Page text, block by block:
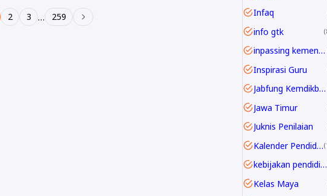
2 3 … 259 Infaq
info gtk
inpassing kemenag
Inspirasi Guru
Jabfung Kemdikbud
Jawa Timur
Juknis Penilaian
Kalender Pendidikan
kebijakan pendidikan 2025
Kelas Maya